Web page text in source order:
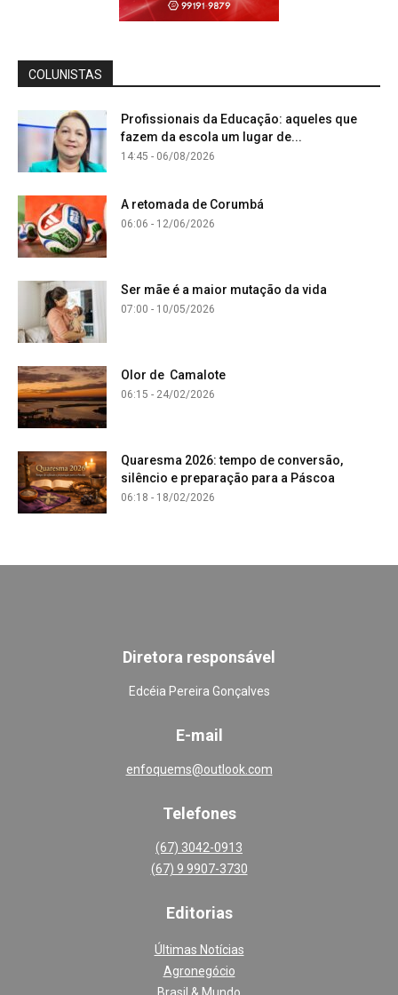
COLUNISTAS
Profissionais da Educação: aqueles que
fazem da escola um lugar de...
14:45 - 06/08/2026
A retomada de Corumbá
06:06 - 12/06/2026
Ser mãe é a maior mutação da vida
07:00 - 10/05/2026
Olor de Camalote
06:15 - 24/02/2026
Quaresma 2026: tempo de conversão,
silêncio e preparação para a Páscoa
06:18 - 18/02/2026
Diretora responsável
Edcéia Pereira Gonçalves
E-mail
enfoquems@outlook.com
Telefones
(67) 3042-0913
(67) 9 9907-3730
Editorias
Últimas Notícias
Agronegócio